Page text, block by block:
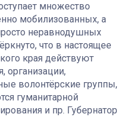
множество
мобилизованных, а
неравнодушных
что в настоящее
края действуют
организации,
волонтёрские группы,
гуманитарной
и пр. Губернатор